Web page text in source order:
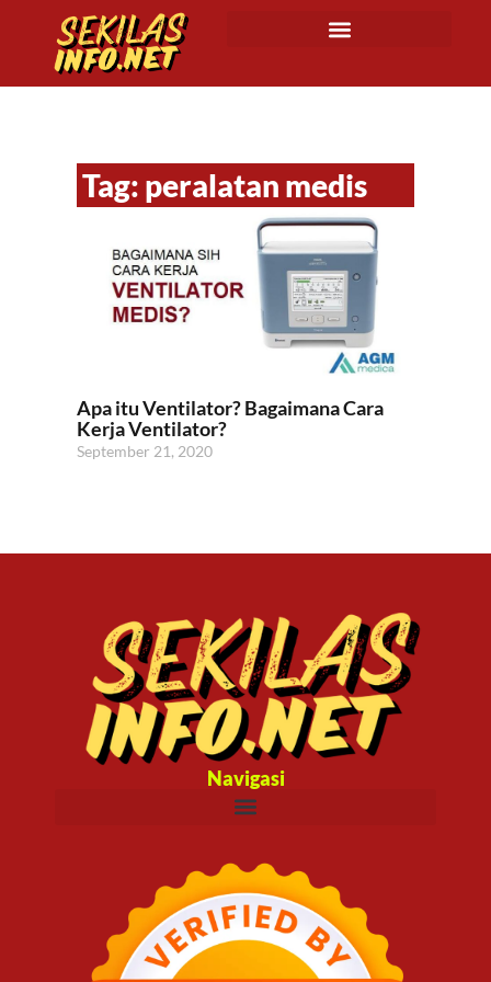
Tag: peralatan medis
Apa itu Ventilator? Bagaimana Cara
Kerja Ventilator?
September 21, 2020
Navigasi